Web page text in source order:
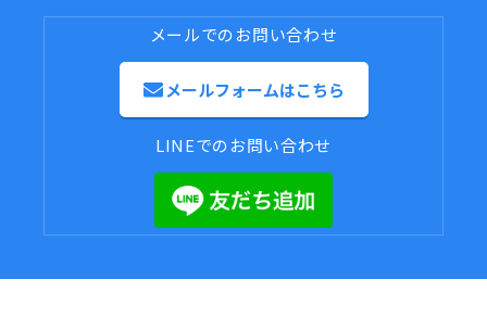
メールでのお問い合わせ
メールフォームはこちら
LINEでのお問い合わせ